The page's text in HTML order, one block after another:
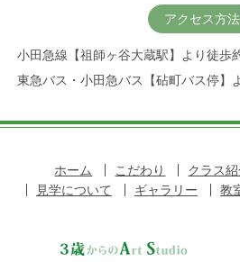
アクセス方法
小田急線【祖師ヶ谷大蔵駅】より徒歩
東急バス・小田急バス【砧町バス停】
ホーム こだわり クラス紹
見学について
ギャラリー 教